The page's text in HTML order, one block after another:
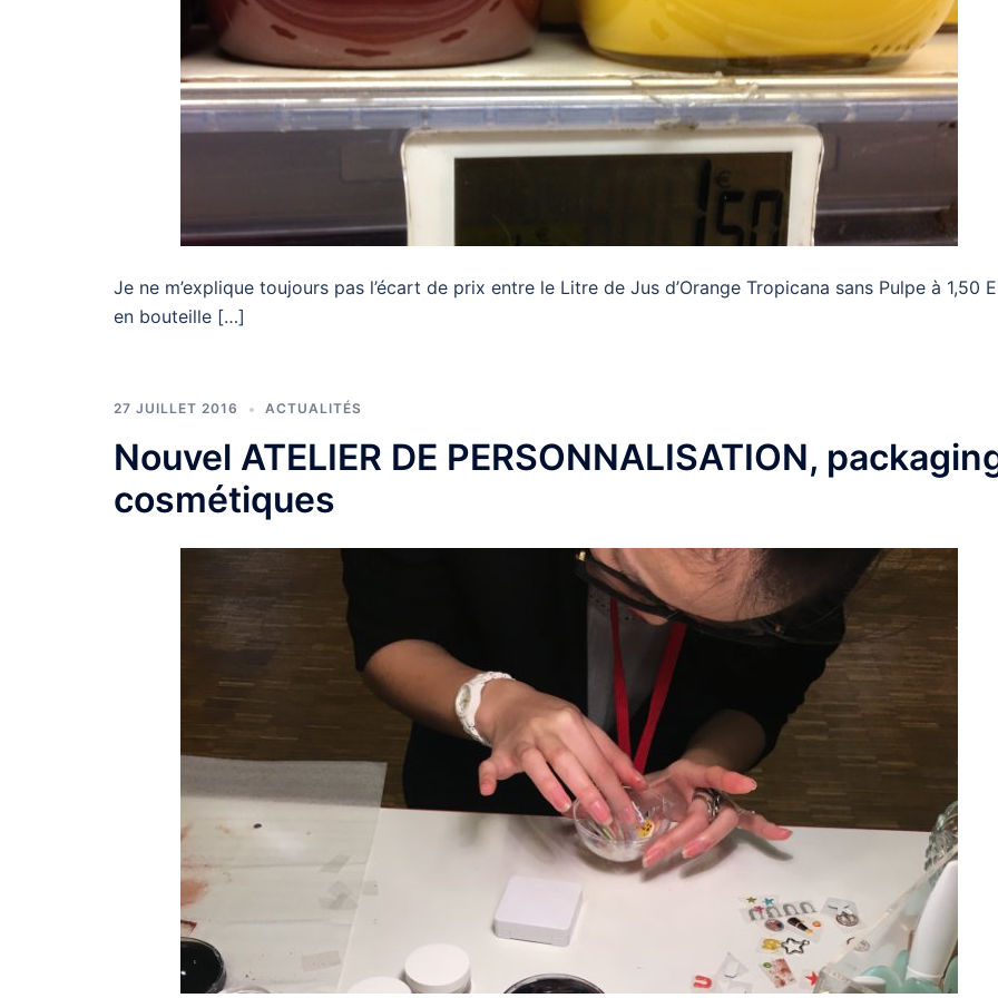
Je ne m’explique toujours pas l’écart de prix entre le Litre de Jus d’Orange Tropicana sans Pulpe à 1,50
en bouteille […]
27 JUILLET 2016 ACTUALITÉS
Nouvel ATELIER DE PERSONNALISATION,
cosmétiques